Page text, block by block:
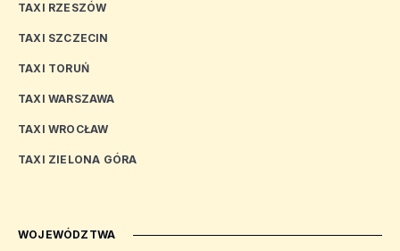
TAXI RZESZÓW
TAXI SZCZECIN
TAXI TORUŃ
TAXI WARSZAWA
TAXI WROCŁAW
TAXI ZIELONA GÓRA
WOJEWÓDZTWA